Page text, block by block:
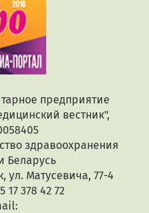
предприятие
вестник",
здравоохранения
Беларусь
ул. Матусевича, 77-4
17 378 42 72